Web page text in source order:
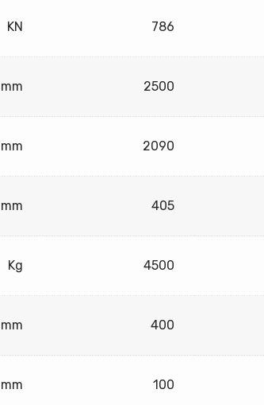
786
KN
2500
mm
2090
mm
405
mm
4500
Kg
400
mm
100
mm